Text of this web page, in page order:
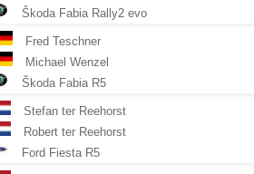
Škoda Fabia Rally2 evo
Fred Teschner
Michael Wenzel
Škoda Fabia R5
Stefan ter Reehorst
Robert ter Reehorst
Ford Fiesta R5